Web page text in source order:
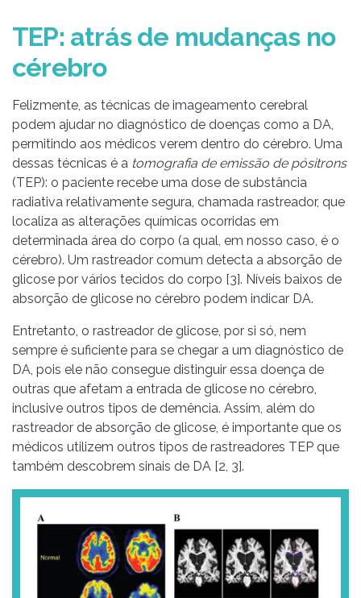
TEP: atrás de mudanças no
cérebro
Felizmente, as técnicas de imageamento cerebral
podem ajudar no diagnóstico de doenças como a DA,
permitindo aos médicos verem dentro do cérebro. Uma
dessas técnicas é a tomografia de emissão de pósitrons
(TEP): o paciente recebe uma dose de substância
radiativa relativamente segura, chamada rastreador, que
localiza as alterações químicas ocorridas em
determinada área do corpo (a qual, em nosso caso, é o
cérebro). Um rastreador comum detecta a absorção de
glicose por vários tecidos do corpo [3]. Níveis baixos de
absorção de glicose no cérebro podem indicar DA.
Entretanto, o rastreador de glicose, por si só, nem
sempre é suficiente para se chegar a um diagnóstico de
DA, pois ele não consegue distinguir essa doença de
outras que afetam a entrada de glicose no cérebro,
inclusive outros tipos de demência. Assim, além do
rastreador de absorção de glicose, é importante que os
médicos utilizem outros tipos de rastreadores TEP que
também descobrem sinais de DA [2, 3].